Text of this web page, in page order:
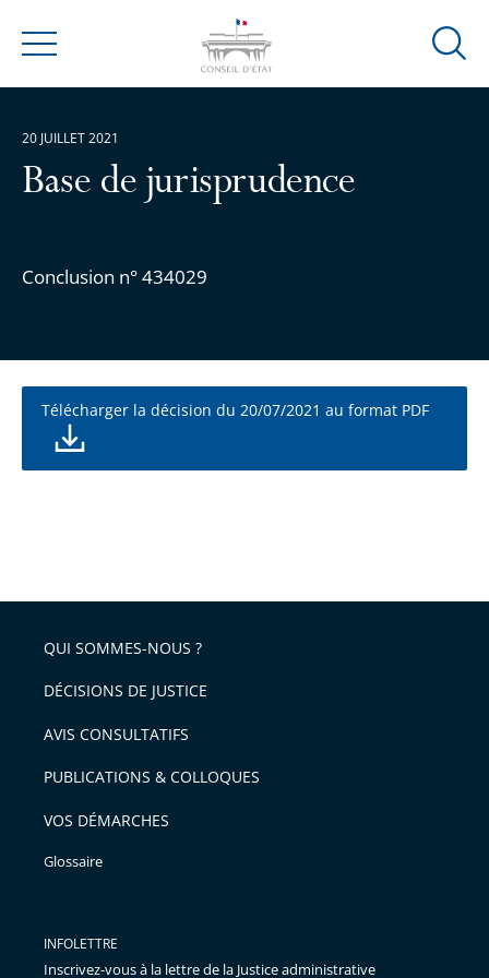
Menu
Ouvrir
Base de jurisprudence
Conclusion n° 434029
20 JUILLET 2021
Télécharger la décision du 20/07/2021 au format PDF
QUI SOMMES-NOUS ?
DÉCISIONS DE JUSTICE
AVIS CONSULTATIFS
PUBLICATIONS & COLLOQUES
VOS DÉMARCHES
Glossaire
INFOLETTRE
Inscrivez-vous à la lettre de la Justice administrative